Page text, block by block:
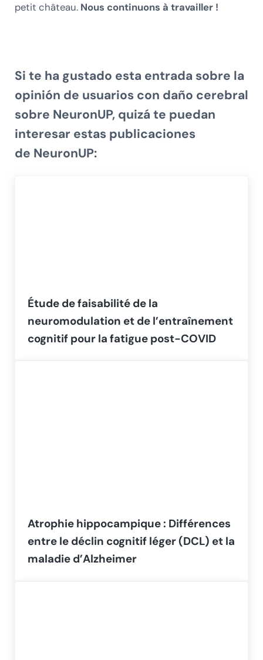
petit château. Nous continuons à travailler !
Si te ha gustado esta entrada sobre la
opinión de usuarios con daño cerebral
sobre NeuronUP,quizá te puedan
interesar estas publicaciones
de NeuronUP:
Étude de faisabilité de la
neuromodulation et de l’entraînement
cognitif pour la fatigue post-COVID
Atrophie hippocampique : Différences
entre le déclin cognitif léger (DCL) et la
maladie d’Alzheimer